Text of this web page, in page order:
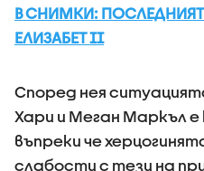
В СНИМКИ: ПОСЛЕДНИЯТ
ЕЛИЗАБЕТ II
Според нея
Хари и Меган Маркъл е
въпреки че
слабости с тези на